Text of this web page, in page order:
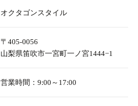
オクタゴンスタイル
〒405-0056
山梨県笛吹市一宮町一ノ宮1444−1
営業時間：9:00～17:00